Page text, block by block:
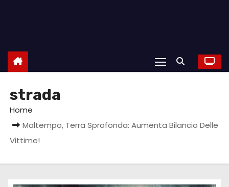
strada
Home
Maltempo, Terra Sprofonda: Aumenta Bilancio Delle
Vittime!